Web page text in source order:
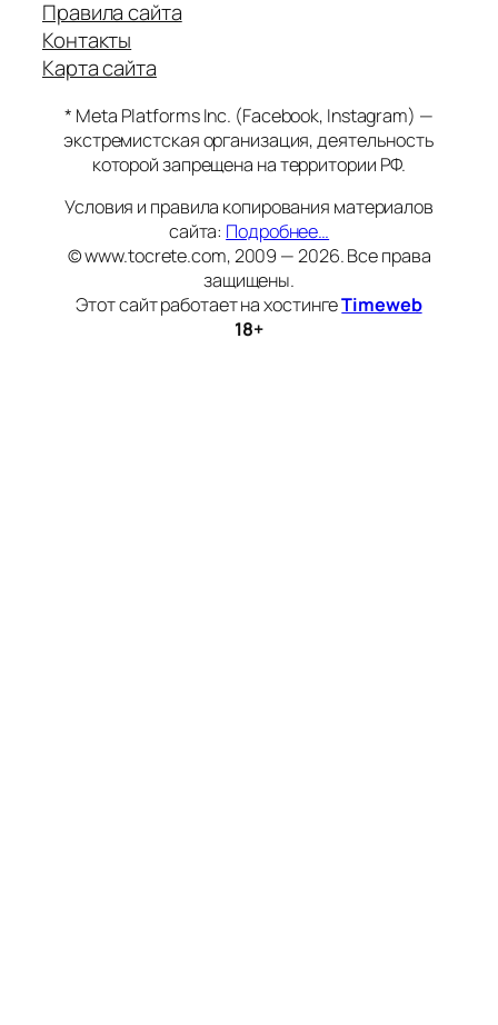
Правила сайта
Контакты
Карта сайта
* Meta Platforms Inc. (Facebook, Instagram) —
экстремистская организация, деятельность
которой запрещена на территории РФ.
Условия и правила копирования материалов
сайта: Подробнее…
© www.tocrete.com, 2009 — 2026. Все права
защищены.
Этот сайт работает на хостингеTimeweb
18+